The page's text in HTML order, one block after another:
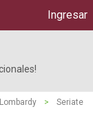
Ingresar
Lombardy >
Seriate